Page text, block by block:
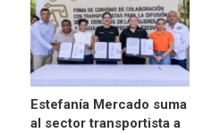
Estefanía Mercado suma
al sector transportista a